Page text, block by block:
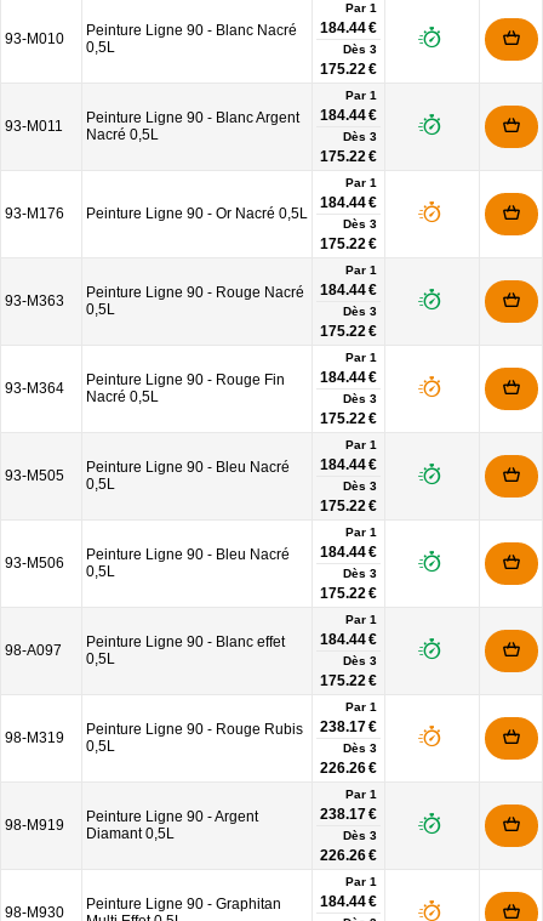
93-M010
Peinture Ligne 90 - Blanc Nacré
0,5L
Par 1
184.44 €
Dès 3
175.22 €
93-M011
Peinture Ligne 90 - Blanc Argent
Nacré 0,5L
Par 1
184.44 €
Dès 3
175.22 €
93-M176 Peinture Ligne 90 - Or Nacré 0,5L
Par 1
184.44 €
Dès 3
175.22 €
93-M363
Peinture Ligne 90 - Rouge Nacré
0,5L
Par 1
184.44 €
Dès 3
175.22 €
93-M364
Peinture Ligne 90 - Rouge Fin
Nacré 0,5L
Par 1
184.44 €
Dès 3
175.22 €
93-M505
Peinture Ligne 90 - Bleu Nacré
0,5L
Par 1
184.44 €
Dès 3
175.22 €
93-M506
Peinture Ligne 90 - Bleu Nacré
0,5L
Par 1
184.44 €
Dès 3
175.22 €
98-A097
Peinture Ligne 90 - Blanc effet
0,5L
Par 1
184.44 €
Dès 3
175.22 €
98-M319
Peinture Ligne 90 - Rouge Rubis
0,5L
Par 1
238.17 €
Dès 3
226.26 €
98-M919
Peinture Ligne 90 - Argent
Diamant 0,5L
Par 1
238.17 €
Dès 3
226.26 €
98-M930
Peinture Ligne 90 - Graphitan
Par 1
184.44 €